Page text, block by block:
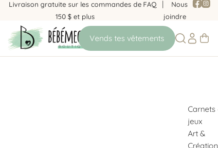
Livraison gratuite sur les commandes de
150 $ et plus
FAQ
Nous
joindre
Carnets
jeux
Art &
Création